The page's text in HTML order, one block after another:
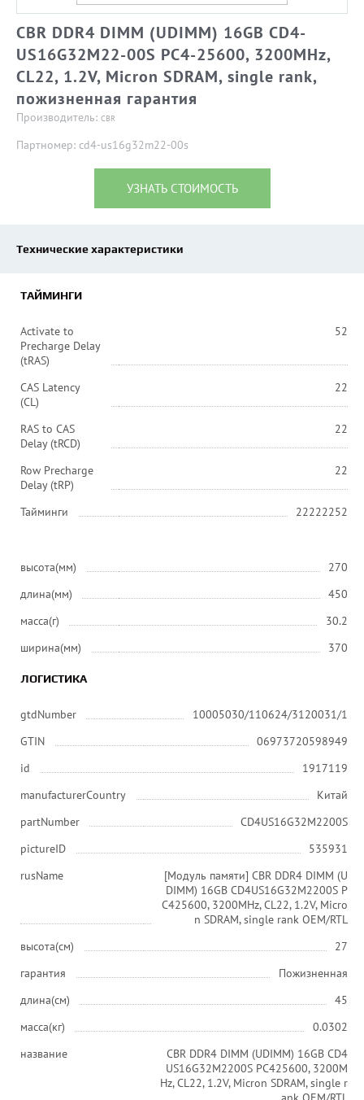
CBR DDR4 DIMM (UDIMM) 16GB CD4-
US16G32M22-00S PC4-25600, 3200MHz,
CL22, 1.2V, Micron SDRAM, single rank,
пожизненная гарантия
Производитель: CBR
Партномер: cd4-us16g32m22-00s
УЗНАТЬ СТОИМОСТЬ
Технические характеристики
ТАЙМИНГИ
Activate to
Precharge Delay
(tRAS)
52
CAS Latency
(CL)
22
RAS to CAS
Delay (tRCD)
22
Row Precharge
Delay (tRP)
22
Тайминги 22222252
высота(мм)
270
длина(мм)
450
масса(г)
30.2
ширина(мм)
370
ЛОГИСТИКА
gtdNumber
10005030/110624/3120031/1
GTIN
06973720598949
id
1917119
manufacturerCountry
Китай
partNumber
CD4US16G32M2200S
pictureID
535931
rusName
[Модуль памяти] CBR DDR4 DIMM (U
DIMM) 16GB CD4US16G32M2200S P
C425600, 3200MHz, CL22, 1.2V, Micro
n SDRAM, single rank OEM/RTL
высота(см)
27
гарантия
Пожизненная
длина(см)
45
масса(кг)
0.0302
название
CBR DDR4 DIMM (UDIMM) 16GB CD4
US16G32M2200S PC425600, 3200M
Hz, CL22, 1.2V, Micron SDRAM, single r